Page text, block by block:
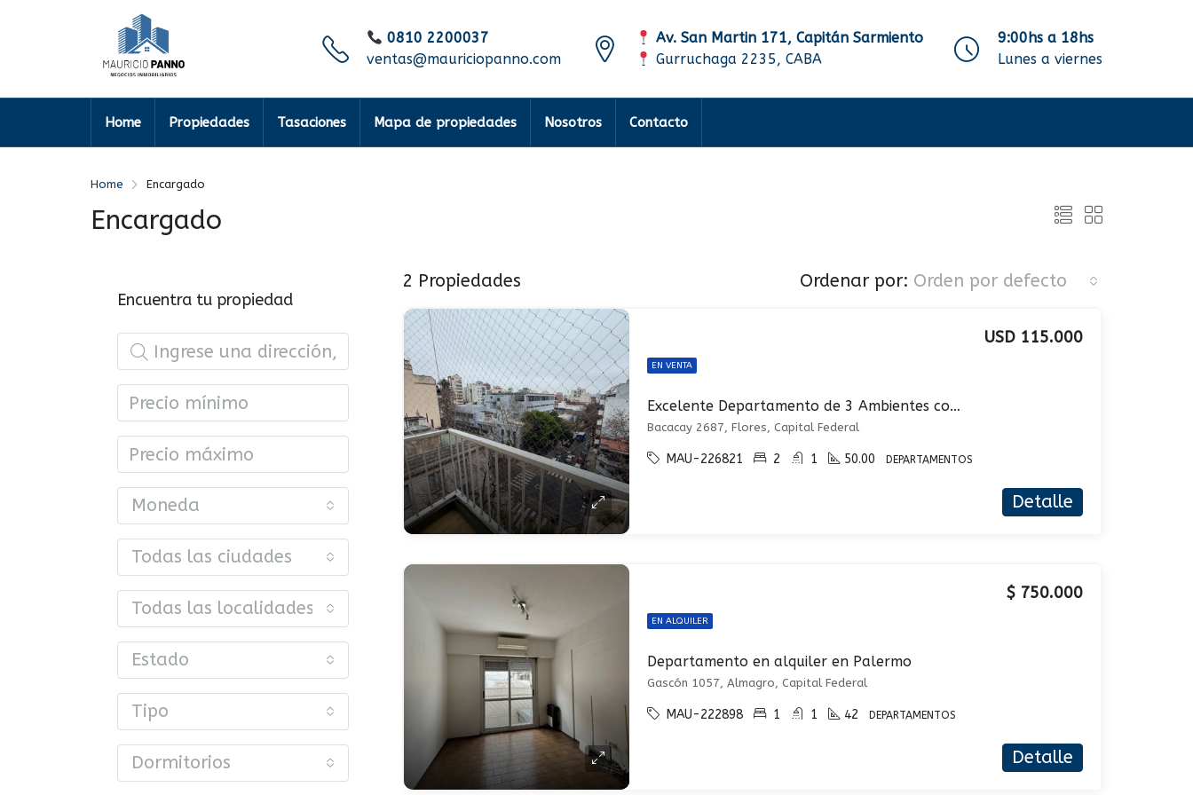
0810 2200037
ventas@mauriciopanno.com
Av. San Martin 171, Capitán Sarmiento
Gurruchaga 2235, CABA
9:00hs a 18hs
Lunes a viernes
Home Propiedades Tasaciones Mapa de propiedades Nosotros Contacto
Home Encargado
Encargado
2 Propiedades Ordenar por: Orden por defecto
EN VENTA
Excelente Departamento de 3 Ambientes con Balcón Al Frente en Flores
USD 115.000
Bacacay 2687, Flores, Capital Federal
MAU-226821 2 1 50.00 DEPARTAMENTOS
Detalle
EN ALQUILER
Departamento en alquiler en Palermo
$ 750.000
Gascón 1057, Almagro, Capital Federal
MAU-222898 1 1 42 DEPARTAMENTOS
Detalle
Encuentra tu propiedad
Moneda
Todas las ciudades
Todas las localidades o barrios
Estado
Tipo
Dormitorios